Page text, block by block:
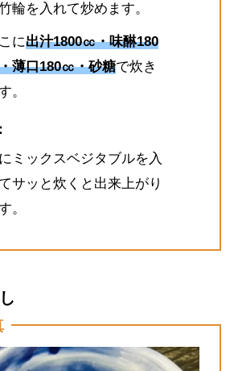
輪を入れて炒めます。
に出汁1800㏄・味醂180
薄口180㏄・砂糖で炊き
。
ミックスベジタブルを入
サッと炊くと出来上がり
。